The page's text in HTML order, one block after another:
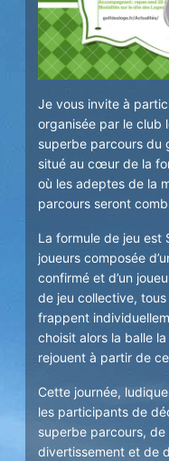
Je vous invite à
organisée par le club
superbe parcours du
situé au cœur de la
où les adeptes de la
parcours seront
La formule de jeu est
joueurs composée
confirmé et d’un
de jeu collective, tous
frappent
choisit alors la balle
rejouent à partir de
Cette journée,
les participants de
superbe parcours,
divertissement et de